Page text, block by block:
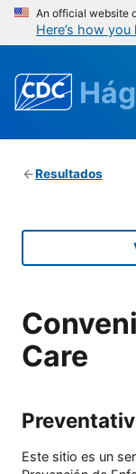
An official website
Here’s how you
Resultados
Care
Este sitio es un